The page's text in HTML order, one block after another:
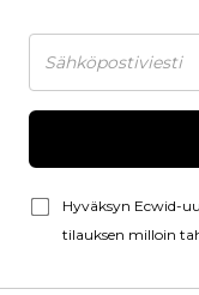
Hyväksyn Ecwid-
tilauksen milloin